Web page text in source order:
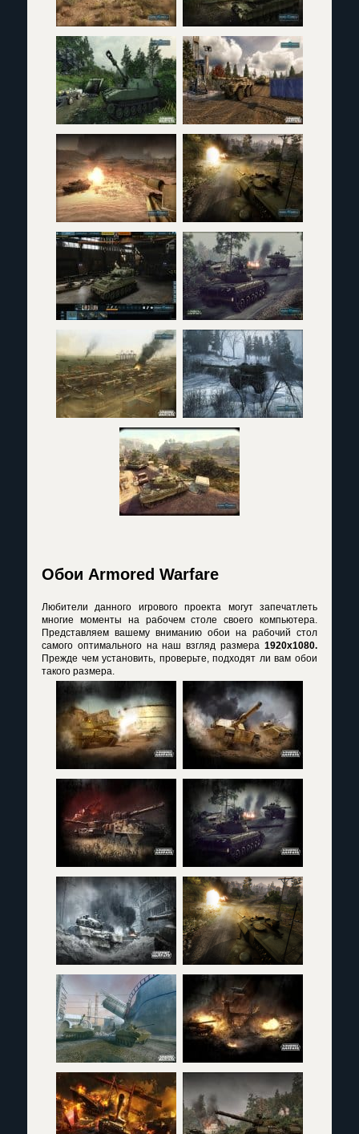
Обои Armored Warfare
Любители данного игрового проекта могут запечатлеть
многие моменты на рабочем столе своего компьютера.
Представляем вашему вниманию обои на рабочий стол
самого оптимального на наш взгляд размера 1920х1080.
Прежде чем установить, проверьте, подходят ли вам обои
такого размера.